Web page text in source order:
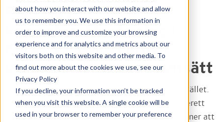
about how you interact with our website and allow
us to remember you. We use this information in
order to improve and customize your browsing
experience and for analytics and metrics about our
visitors both on this website and other media. To
find out more about the cookies we use, see our
Privacy Policy
If you decline, your information won’t be tracked
when you visit this website. A single cookie will be
used in your browser to remember your preference
Framtida
kompetensförsörjning i
hälso- och sjukvården
utmanar etablerade synsätt
En ny industrivåg är på väg att etableras i samhället.
Och inom många branscher har man redan förberett
sig för hur den fjärde industrirevolutionen kommer att